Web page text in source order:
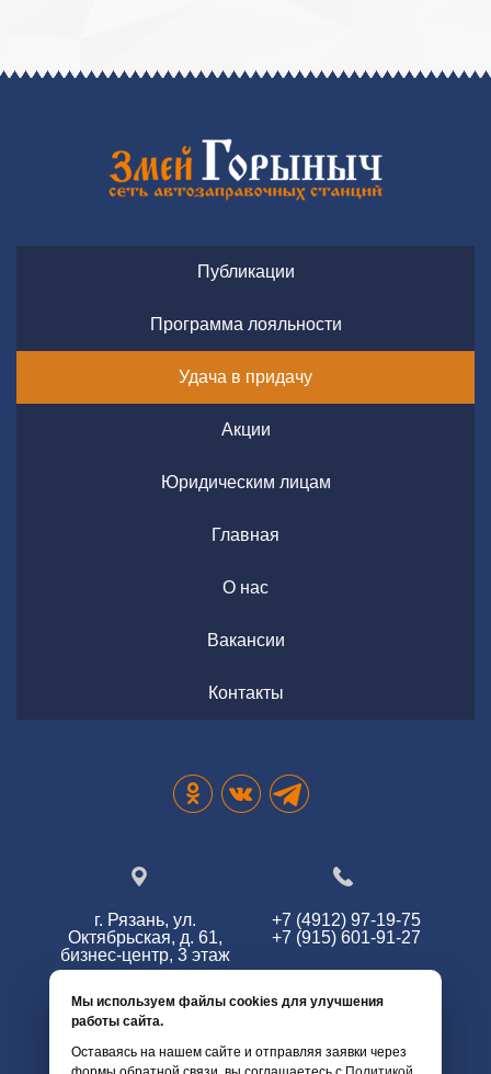
Публикации
Программа лояльности
Удача в придачу
Акции
Юридическим лицам
Главная
О нас
Вакансии
Контакты
г. Рязань, ул.
Октябрьская, д. 61,
бизнес-центр, 3 этаж
+7 (4912) 97-19-75
+7 (915) 601-91-27
info@zg62.ru
Мы используем файлы cookies для улучшения
работы сайта.
Оставаясь на нашем сайте и отправляя заявки через